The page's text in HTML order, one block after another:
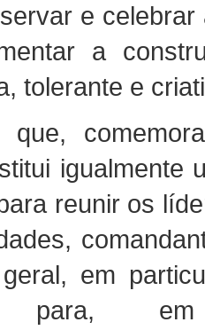
e celebrar
a
tolerante e
que,
igualmente
reunir os
em
para,